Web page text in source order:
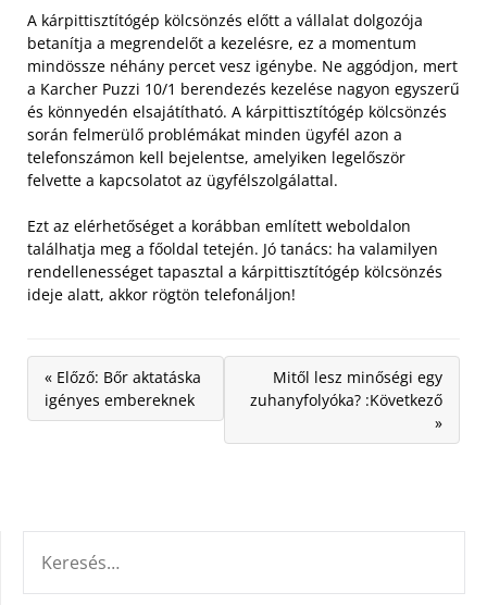
A kárpittisztítógép kölcsönzés előtt a vállalat dolgozója
betanítja a megrendelőt a kezelésre, ez a momentum
mindössze néhány percet vesz igénybe. Ne aggódjon, mert
a Karcher Puzzi 10/1 berendezés kezelése nagyon egyszerű
és könnyedén elsajátítható. A kárpittisztítógép kölcsönzés
során felmerülő problémákat minden ügyfél azon a
telefonszámon kell bejelentse, amelyiken legelőször
felvette a kapcsolatot az ügyfélszolgálattal.
Ezt az elérhetőséget a korábban említett weboldalon
találhatja meg a főoldal tetején. Jó tanács: ha valamilyen
rendellenességet tapasztal a kárpittisztítógép kölcsönzés
ideje alatt, akkor rögtön telefonáljon!
« Előző: Bőr aktatáska
igényes embereknek
Mitől lesz minőségi egy
zuhanyfolyóka? :Következő
»